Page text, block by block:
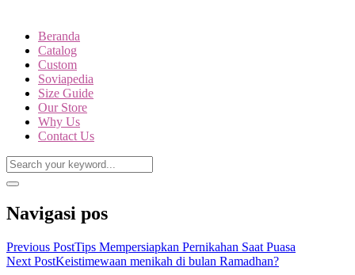
Beranda
Catalog
Custom
Soviapedia
Size Guide
Our Store
Why Us
Contact Us
Navigasi pos
Previous PostTips Mempersiapkan Pernikahan Saat Puasa
Next PostKeistimewaan menikah di bulan Ramadhan?